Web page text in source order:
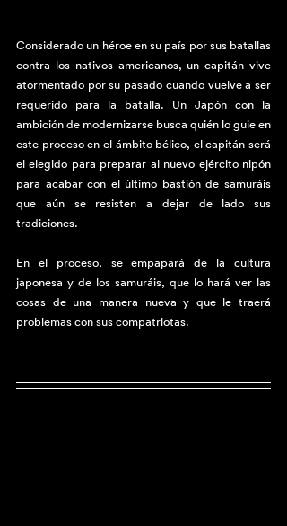
Considerado un héroe en su país por sus batallas
contra los nativos americanos, un capitán vive
atormentado por su pasado cuando vuelve a ser
requerido para la batalla. Un Japón con la
ambición de modernizarse busca quién lo guie en
este proceso en el ámbito bélico, el capitán será
el elegido para preparar al nuevo ejército nipón
para acabar con el último bastión de samuráis
que aún se resisten a dejar de lado sus
tradiciones.
En el proceso, se empapará de la cultura
japonesa y de los samuráis, que lo hará ver las
cosas de una manera nueva y que le traerá
problemas con sus compatriotas.